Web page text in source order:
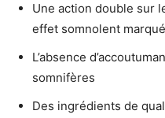
Une action double sur
effet somnolent
L’absence
somnifères
Des ingrédients de